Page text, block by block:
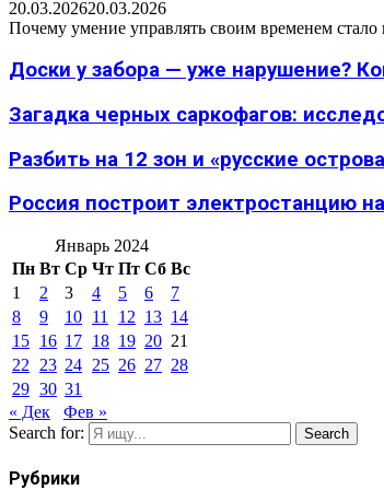
20.03.202620.03.2026
Почему умение управлять своим временем
Доски у забора — уже нарушение?
Загадка черных саркофагов:
Разбить на 12 зон и «русские
Россия построит электростанцию
Январь 2024
Пн Вт Ср Чт Пт Сб Вс
1
2 3 4 5 6
7
8
9 10 11 12 13 14
15 16 17 18 19 20 21
22
23 24 25 26 27 28
29 30 31
« Дек
Фев »
Search for:
Search
Рубрики